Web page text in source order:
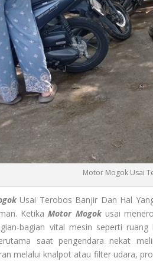
Motor Mogok Usai
Usai Terobos Banjir Dan Hal
KetikaMotor Mogokusai
bagian vital mesin seperti
saat pengendara nekat
melalui knalpot atau filter udara,